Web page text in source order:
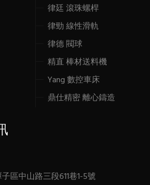
律廷 滾珠螺桿
律勁 線性滑軌
律德 閥球
精直 棒材送料機
Yang 數控車床
鼎仕精密 離心鑄造
區中山路三段611巷1-5號